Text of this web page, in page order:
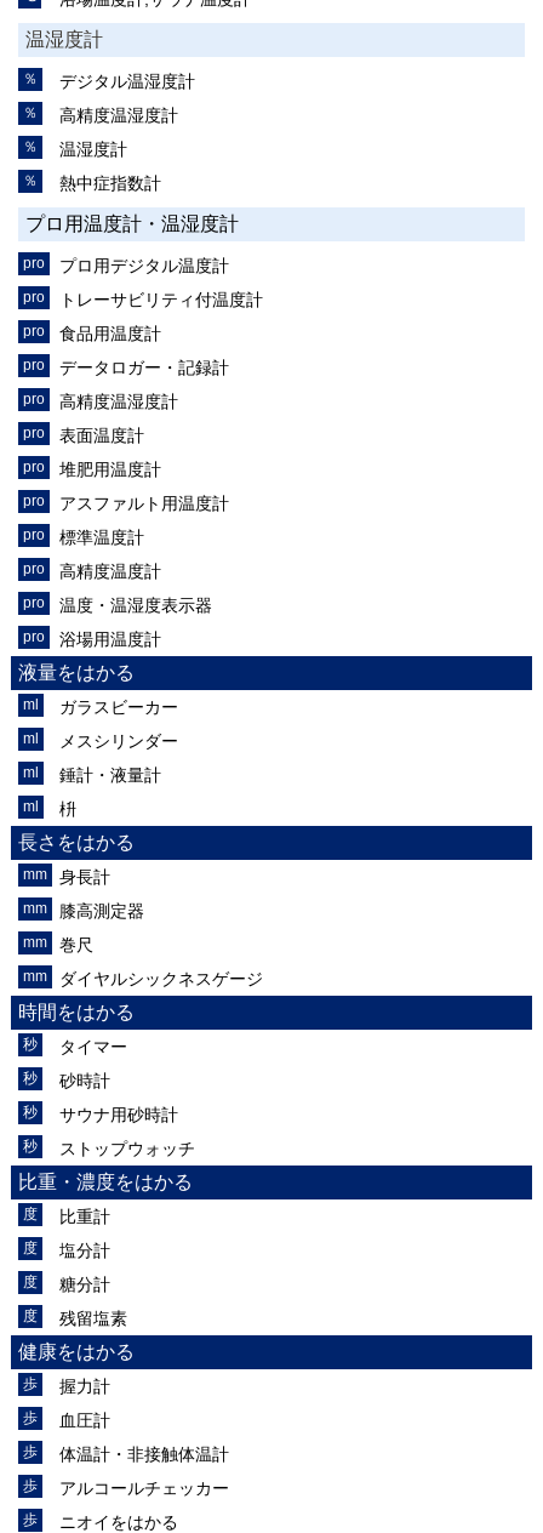
温湿度計
デジタル温湿度計
高精度温湿度計
温湿度計
熱中症指数計
プロ用温度計・温湿度計
プロ用デジタル温度計
トレーサビリティ付温度計
食品用温度計
データロガー・記録計
高精度温湿度計
表面温度計
堆肥用温度計
アスファルト用温度計
標準温度計
高精度温度計
温度・温湿度表示器
浴場用温度計
液量をはかる
ガラスビーカー
メスシリンダー
錘計・液量計
枡
長さをはかる
身長計
膝高測定器
巻尺
ダイヤルシックネスゲージ
時間をはかる
タイマー
砂時計
サウナ用砂時計
ストップウォッチ
比重・濃度をはかる
比重計
塩分計
糖分計
残留塩素
健康をはかる
握力計
血圧計
体温計・非接触体温計
アルコールチェッカー
ニオイをはかる